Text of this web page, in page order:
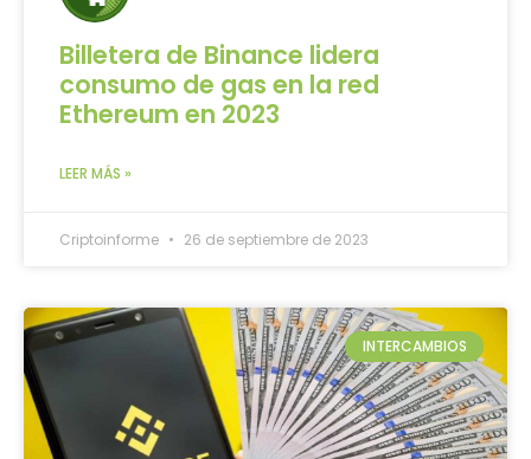
Billetera de Binance lidera
consumo de gas en la red
Ethereum en 2023
LEER MÁS »
Criptoinforme 26 de septiembre de 2023
INTERCAMBIOS